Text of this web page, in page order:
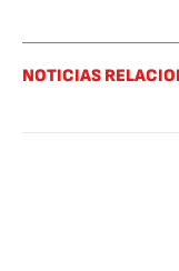
NOTICIAS